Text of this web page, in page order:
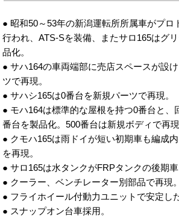
● 昭和50～53年の新潟運転所所属車がプロ
行われ、ATS-Sを装備、またサロ165はグ
品化。
● サハ164の車両端部に売店スペースが設
ツで再現。
● サハシ165は0番台を新規パーツで再現。
● モハ164は標準的な屋根を持つ0番台と、
番台を製品化。500番台は新規ボディで再現
● クモハ165は雨ドイが短い初期車も編成
を再現。
● サロ165は水タンクがFRPタンクの後期車
● クーラー、ベンチレーター別部品で再現。
● フライホイール付動力ユニットで安定し
● スナップオン台車採用。